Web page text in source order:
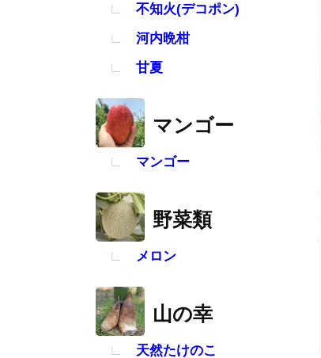
不知火(デコポン)
河内晩柑
甘夏
マンゴー
マンゴー
野菜類
メロン
山の幸
天然たけのこ